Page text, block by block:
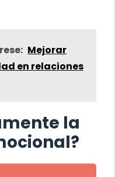
Mejorar
en relaciones
la